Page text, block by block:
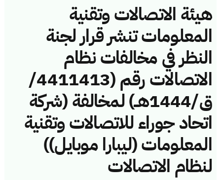
هيئة الاتصالات وتقنية
المعلومات تنشر قرار لجنة
النظر في مخالفات نظام
الاتصالات رقم (4411413/
ق/1444هــ) لمخالفة (شركة
اتحاد جوراء للاتصالات وتقنية
المعلومات (ليبارا موبايل))
لنظام الاتصالات